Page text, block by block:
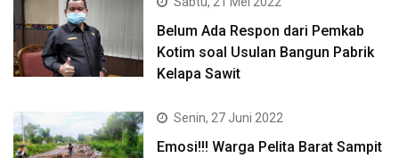
Belum Ada Respon dari Pemkab
Kotim soal Usulan Bangun Pabrik
Kelapa Sawit
Senin, 27 Juni 2022
Emosi!!! Warga Pelita Barat Sampit